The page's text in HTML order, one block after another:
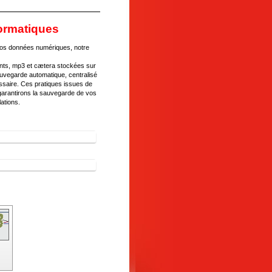
données numériques, notre
mp3 et cætera stockées sur
automatique, centralisé
Ces pratiques issues de
la sauvegarde de vos